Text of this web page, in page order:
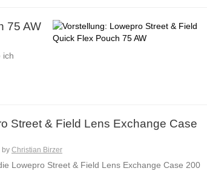
75 AW
ich
Street & Field Lens Exchange Case
by Christian Birzer
Lowepro Street & Field Lens Exchange Case 200